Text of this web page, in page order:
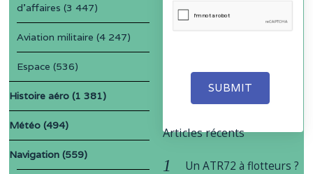
SUBMIT
d'affaires (3 447)
Aviation militaire (4 247)
Espace (536)
Histoire aéro (1 381)
Météo (494)
Navigation (559)
Articles récents
Un ATR72 à flotteurs ?